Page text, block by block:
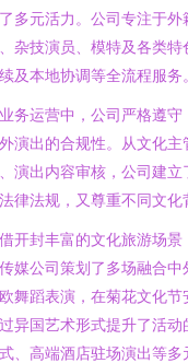
多元活力。公司专注于
杂技演员、模特及各类
及本地协调等全流程服务。
务运营中，公司严格遵
演出的合规性。从文化
演出内容审核，公司建
律法规，又尊重不同文化
开封丰富的文化旅游场
媒公司策划了多场融合
舞蹈表演，在菊花文化
异国艺术形式提升了活
、高端酒店驻场演出等多